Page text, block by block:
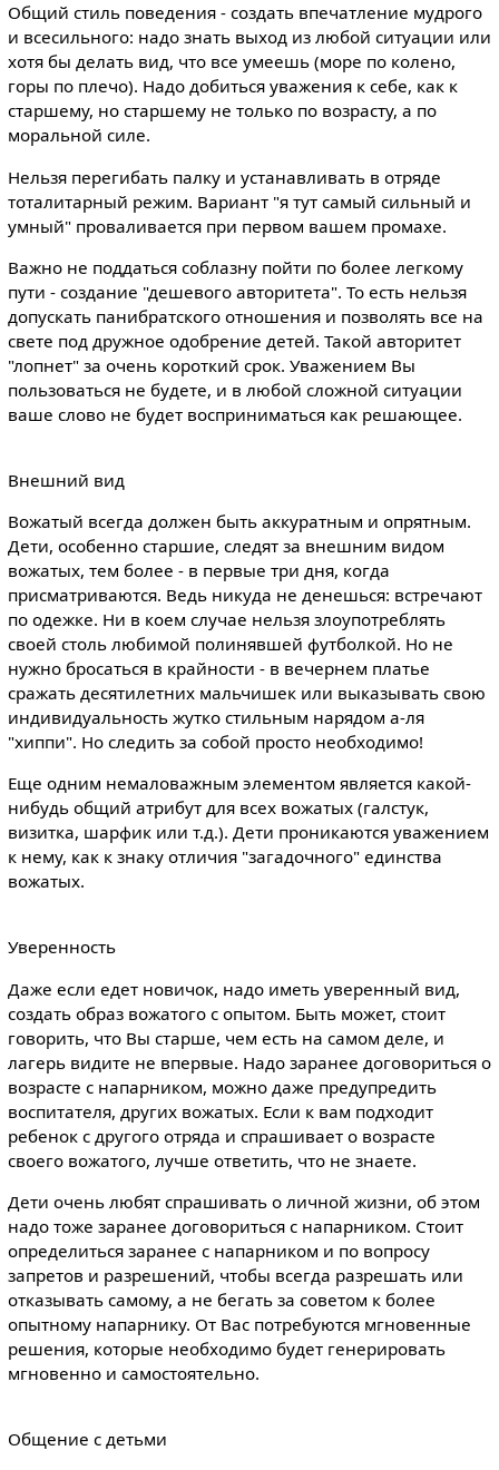
Общий стиль поведения - создать впечатление мудрого
и всесильного: надо знать выход из любой ситуации или
хотя бы делать вид, что все умеешь (море по колено,
горы по плечо). Надо добиться уважения к себе, как к
старшему, но старшему не только по возрасту, а по
моральной силе.
Нельзя перегибать палку и устанавливать в отряде
тоталитарный режим. Вариант "я тут самый сильный и
умный" проваливается при первом вашем промахе.
Важно не поддаться соблазну пойти по более легкому
пути - создание "дешевого авторитета". То есть нельзя
допускать панибратского отношения и позволять все на
свете под дружное одобрение детей. Такой авторитет
"лопнет" за очень короткий срок. Уважением Вы
пользоваться не будете, и в любой сложной ситуации
ваше слово не будет восприниматься как решающее.
Внешний вид
Вожатый всегда должен быть аккуратным и опрятным.
Дети, особенно старшие, следят за внешним видом
вожатых, тем более - в первые три дня, когда
присматриваются. Ведь никуда не денешься: встречают
по одежке. Ни в коем случае нельзя злоупотреблять
своей столь любимой полинявшей футболкой. Но не
нужно бросаться в крайности - в вечернем платье
сражать десятилетних мальчишек или выказывать свою
индивидуальность жутко стильным нарядом а-ля
"хиппи". Но следить за собой просто необходимо!
Еще одним немаловажным элементом является какой-
нибудь общий атрибут для всех вожатых (галстук,
визитка, шарфик или т.д.). Дети проникаются уважением
к нему, как к знаку отличия "загадочного" единства
вожатых.
Уверенность
Даже если едет новичок, надо иметь уверенный вид,
создать образ вожатого с опытом. Быть может, стоит
говорить, что Вы старше, чем есть на самом деле, и
лагерь видите не впервые. Надо заранее договориться о
возрасте с напарником, можно даже предупредить
воспитателя, других вожатых. Если к вам подходит
ребенок с другого отряда и спрашивает о возрасте
своего вожатого, лучше ответить, что не знаете.
Дети очень любят спрашивать о личной жизни, об этом
надо тоже заранее договориться с напарником. Стоит
определиться заранее с напарником и по вопросу
запретов и разрешений, чтобы всегда разрешать или
отказывать самому, а не бегать за советом к более
опытному напарнику. От Вас потребуются мгновенные
решения, которые необходимо будет генерировать
мгновенно и самостоятельно.
Общение с детьми